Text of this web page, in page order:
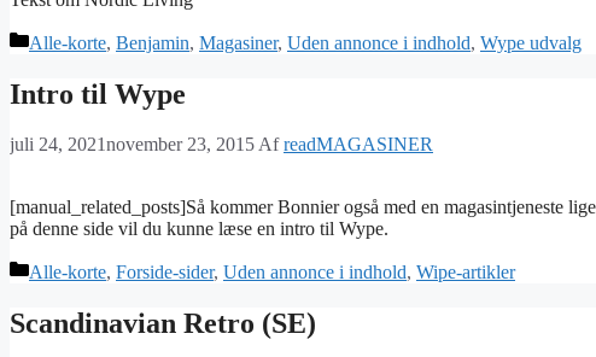
Kategorier
Alle-korte, Benjamin, Magasiner, Uden annonce i indhold, Wype udvalg
Intro til Wype
juli 24, 2021november 23, 2015AfreadMAGASINER
[manual_related_posts]Så kommer Bonnier også med en magasintjeneste
på denne side vil du kunne læse en intro til Wype.
Kategorier
Alle-korte, Forside-sider, Uden annonce i indhold, Wipe-artikler
Scandinavian Retro (SE)